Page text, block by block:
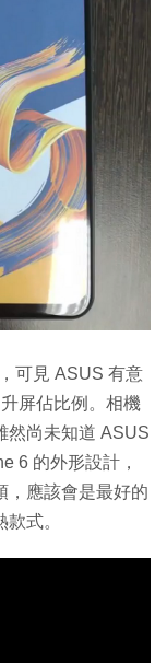
可見 ASUS 有意
屏佔比例。相機
然尚未知道 ASUS
6 的外形設計，
，應該會是最好的
式。